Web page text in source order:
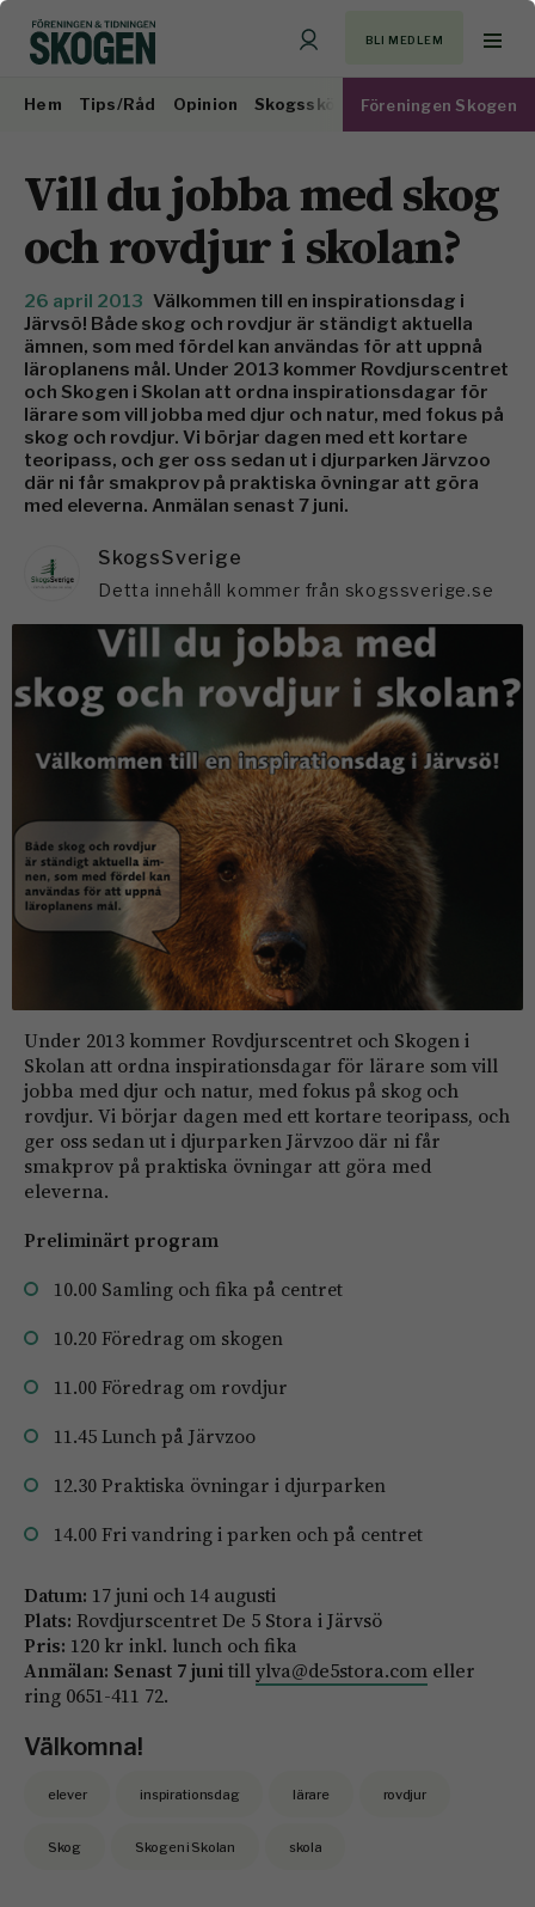
BLI MEDLEM
Hem Tips/Råd Opinion Skogsskötsel Virkesmarknad
Föreningen Skogen
Vill du jobba med skog
och rovdjur i skolan?
26 april 2013 Välkommen till en inspirationsdag i
Järvsö! Både skog och rovdjur är ständigt aktuella
ämnen, som med fördel kan användas för att uppnå
läroplanens mål. Under 2013 kommer Rovdjurscentret
och Skogen i Skolan att ordna inspirationsdagar för
lärare som vill jobba med djur och natur, med fokus på
skog och rovdjur. Vi börjar dagen med ett kortare
teoripass, och ger oss sedan ut i djurparken Järvzoo
där ni får smakprov på praktiska övningar att göra
med eleverna. Anmälan senast 7 juni.
SkogsSverige
Detta innehåll kommer från skogssverige.se
Under 2013 kommer Rovdjurscentret och Skogen i
Skolan att ordna inspirationsdagar för lärare som vill
jobba med djur och natur, med fokus på skog och
rovdjur. Vi börjar dagen med ett kortare teoripass, och
ger oss sedan ut i djurparken Järvzoo där ni får
smakprov på praktiska övningar att göra med
eleverna.
Preliminärt program
10.00 Samling och fika på centret
10.20 Föredrag om skogen
11.00 Föredrag om rovdjur
11.45 Lunch på Järvzoo
12.30 Praktiska övningar i djurparken
14.00 Fri vandring i parken och på centret
Datum: 17 juni och 14 augusti
Plats: Rovdjurscentret De 5 Stora i Järvsö
Pris: 120 kr inkl. lunch och fika
Anmälan: Senast 7 junitillylva@de5stora.com eller
ring 0651-411 72.
Välkomna!
elever inspirationsdag lärare rovdjur
Skog Skogen i Skolan skola